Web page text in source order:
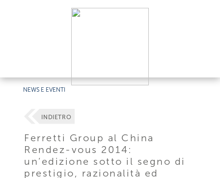
NEWS E EVENTI
INDIETRO
Ferretti Group al China
Rendez-vous 2014:
un’edizione sotto il segno di
prestigio, razionalità ed